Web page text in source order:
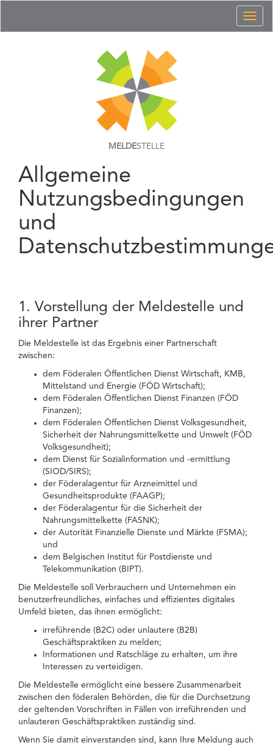
MELDESTELLE
Allgemeine
Nutzungsbedingungen
und
1. Vorstellung der Meldestelle und
ihrer Partner
Die Meldestelle ist das Ergebnis einer Partnerschaft
zwischen:
dem Föderalen Öffentlichen Dienst Wirtschaft, KMB,
Mittelstand und Energie (FÖD Wirtschaft);
dem Föderalen Öffentlichen Dienst Finanzen (FÖD
Finanzen);
dem Föderalen Öffentlichen Dienst Volksgesundheit,
Sicherheit der Nahrungsmittelkette und Umwelt (FÖD
Volksgesundheit);
dem Dienst für Sozialinformation und -ermittlung
(SIOD/SIRS);
der Föderalagentur für Arzneimittel und
Gesundheitsprodukte (FAAGP);
der Föderalagentur für die Sicherheit der
Nahrungsmittelkette (FASNK);
der Autorität Finanzielle Dienste und Märkte (FSMA);
und
dem Belgischen Institut für Postdienste und
Telekommunikation (BIPT).
Die Meldestelle soll Verbrauchern und Unternehmen ein
benutzerfreundliches, einfaches und effizientes digitales
Umfeld bieten, das ihnen ermöglicht:
irreführende (B2C) oder unlautere (B2B)
Geschäftspraktiken zu melden;
Informationen und Ratschläge zu erhalten, um ihre
Interessen zu verteidigen.
Die Meldestelle ermöglicht eine bessere Zusammenarbeit
zwischen den föderalen Behörden, die für die Durchsetzung
der geltenden Vorschriften in Fällen von irreführenden und
unlauteren Geschäftspraktiken zuständig sind.
Wenn Sie damit einverstanden sind, kann Ihre Meldung auch